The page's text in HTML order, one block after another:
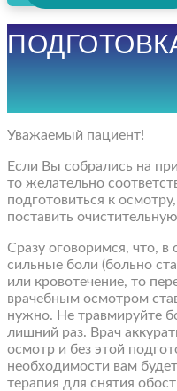
Уважаемый пациент!
Если Вы собрались на
то желательно
подготовиться к
поставить
Сразу оговоримся, что, в
сильные боли (больно
или кровотечение, то
врачебным осмотром
нужно. Не травмируйте
лишний раз. Врач
осмотр и без этой
необходимости вам
терапия для снятия